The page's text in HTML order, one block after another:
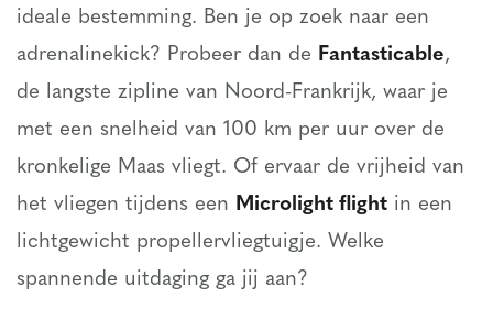
ideale bestemming. Ben je op zoek naar een
adrenalinekick? Probeer dan de Fantasticable,
de langste zipline van Noord-Frankrijk, waar je
met een snelheid van 100 km per uur over de
kronkelige Maas vliegt. Of ervaar de vrijheid van
het vliegen tijdens een Microlight flight in een
lichtgewicht propellervliegtuigje. Welke
spannende uitdaging ga jij aan?